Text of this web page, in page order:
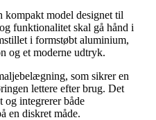
kompakt model designet til
funktionalitet skal gå hånd i
i formstøbt aluminium,
og et moderne udtryk.
som sikrer en
lettere efter brug. Det
og integrerer både
en diskret måde.